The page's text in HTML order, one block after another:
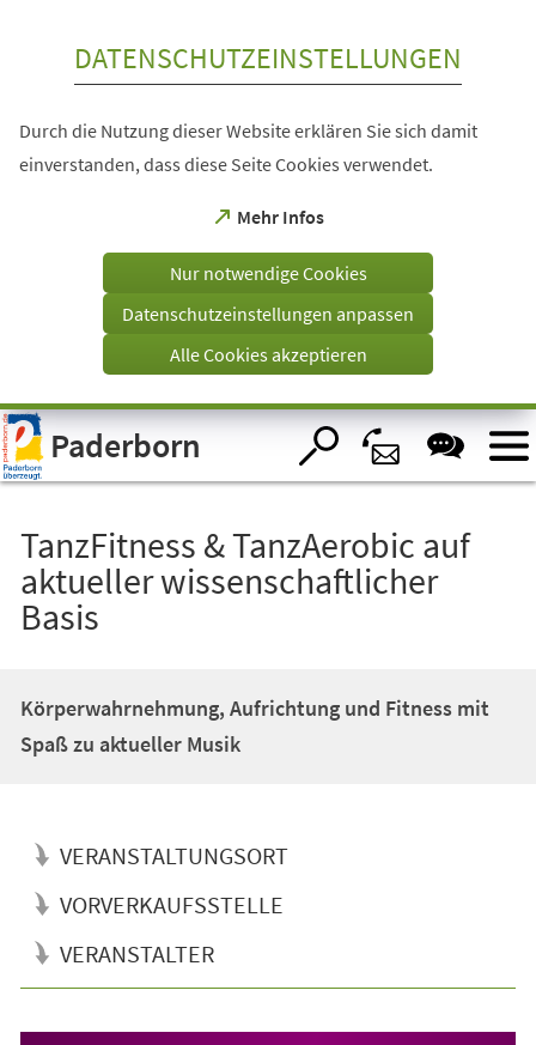
Visuelle
Assistenzsoftware
öffnen.
DATENSCHUTZEINSTELLUNGEN
Durch die Nutzung dieser Website erklären Sie sich damit
einverstanden, dass diese Seite Cookies verwendet.
Mehr Infos
(Öffnet
einem
Tab)
Nur notwendige Cookies
Datenschutzeinstellungen anpassen
Alle Cookies akzeptieren
Paderborn
TanzFitness & TanzAerobic auf
aktueller wissenschaftlicher
Basis
Körperwahrnehmung, Aufrichtung und Fitness mit
Spaß zu aktueller Musik
VERANSTALTUNGSORT
VORVERKAUFSSTELLE
VERANSTALTER